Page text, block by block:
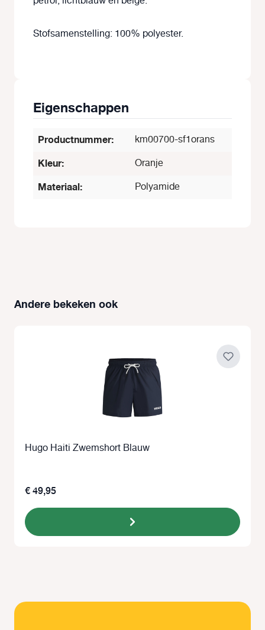
Stofsamenstelling: 100% polyester.
Eigenschappen
Productnummer: km00700-sf1orans
Kleur: Oranje
Materiaal: Polyamide
Productgalerij overslaan
Andere bekeken ook
Hugo Haiti Zwemshort Blauw
€ 49,95